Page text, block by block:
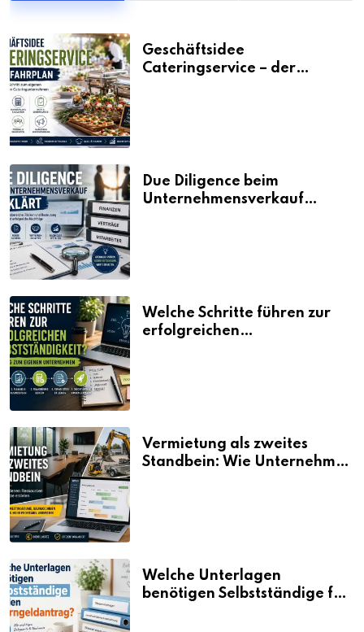
Geschäftsidee
Cateringservice – der
Due Diligence beim
Unternehmensverkauf
Welche Schritte führen zur
erfolgreichen
Vermietung als zweites
Standbein: Wie Unternehmen
Welche Unterlagen
benötigen Selbstständige für